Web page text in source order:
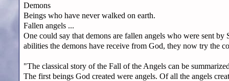
Demons
Beings who have never walked on earth.
Fallen angels ...
One could say that demons are fallen angels who were sent
abilities the demons have receive from God, they now try the
"The classical story of the Fall of the Angels can be
The first beings God created were angels. Of all the angels